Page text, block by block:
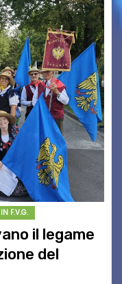
F.V.G.
il legame
del